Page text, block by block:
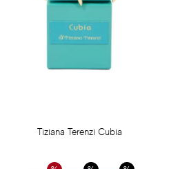
Tiziana Terenzi Cubia